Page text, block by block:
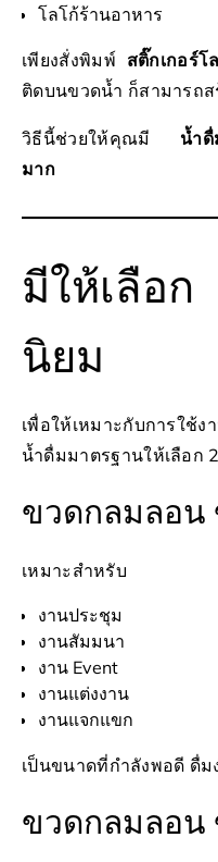
โลโก้ร้านอาหาร
เพียงสั่งพิมพ์ สติ๊กเกอร์โ
ติดบนขวดน้ำ ก็สามารถส
วิธีนี้ช่วยให้คุณมี น้ำดื่
มาก
มีให้เลือ
นิยม
เพื่อให้เหมาะกับการใช้
น้ำดื่มมาตรฐานให้เลือก
ขวดกลมลอน
เหมาะสำหรับ
งานประชุม
งานสัมมนา
งาน Event
งานแต่งงาน
งานแจกแขก
เป็นขนาดที่กำลังพอดี ดื่ม
ขวดกลมลอน